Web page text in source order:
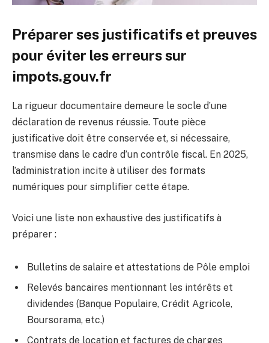
Préparer ses justificatifs et preuves
pour éviter les erreurs sur
impots.gouv.fr
La rigueur documentaire demeure le socle d’une
déclaration de revenus réussie. Toute pièce
justificative doit être conservée et, si nécessaire,
transmise dans le cadre d’un contrôle fiscal. En 2025,
l’administration incite à utiliser des formats
numériques pour simplifier cette étape.
Voici une liste non exhaustive des justificatifs à
préparer :
Bulletins de salaire et attestations de Pôle emploi
Relevés bancaires mentionnant les intérêts et
dividendes (Banque Populaire, Crédit Agricole,
Boursorama, etc.)
Contrats de location et factures de charges